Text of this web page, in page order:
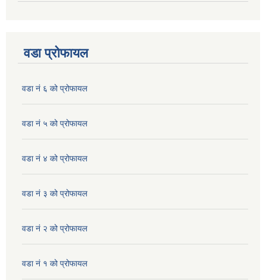
वडा प्रोफायल
वडा नं ६ को प्रोफायल
वडा नं ५ को प्रोफायल
वडा नं ४ को प्रोफायल
वडा नं ३ को प्रोफायल
वडा नं २ को प्रोफायल
वडा नं १ को प्रोफायल